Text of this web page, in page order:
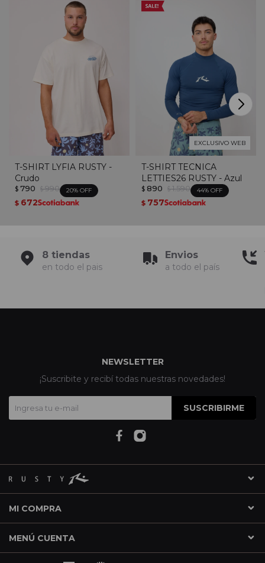
T-SHIRT LYFIA RUSTY -
Crudo
$ 790 $ 990 20
$ 672
EXCLUSIVO WEB
T-SHIRT TECNICA
LETTIES26 RUSTY - Azul
$ 890 $ 1.590 44
$ 757
8 tiendas
en todo el pais
Envios
a todo el país
MI COMPRA
MENÚ CUENTA
NEWSLETTER
¡Suscribite y recibí todas nuestras novedades!
SUSCRIBIRME